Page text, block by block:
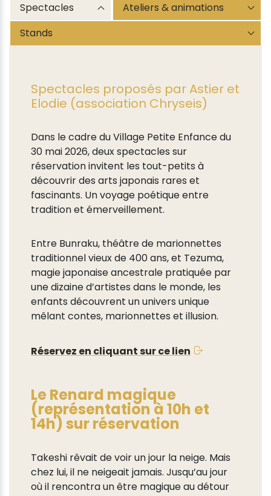
Spectacles
Ateliers & animations
Stands
Spectacles proposés par Astier et
Elodie (association Chryseis)
Dans le cadre du Village Petite Enfance du
30 mai 2026, deux spectacles sur
réservation invitent les tout-petits à
découvrir des arts japonais rares et
fascinants. Un voyage poétique entre
tradition et émerveillement.
Entre Bunraku, théâtre de marionnettes
traditionnel vieux de 400 ans, et Tezuma,
magie japonaise ancestrale pratiquée par
une dizaine d’artistes dans le monde, les
enfants découvrent un univers unique
mêlant contes, marionnettes et illusion.
Réservez en cliquant sur ce lien
Le Renard magique
(représentation à 10h et
14h) sur réservation
Takeshi rêvait de voir un jour la neige. Mais
chez lui, il ne neigeait jamais. Jusqu’au jour
où il rencontra un être magique au détour